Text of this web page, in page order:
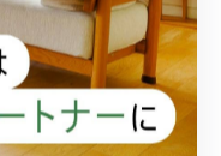
ともまるっと解
の判断材料になりま